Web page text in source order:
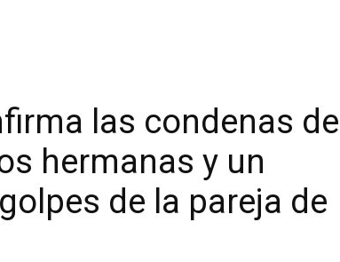
las condenas
hermanas y un
de la pareja de